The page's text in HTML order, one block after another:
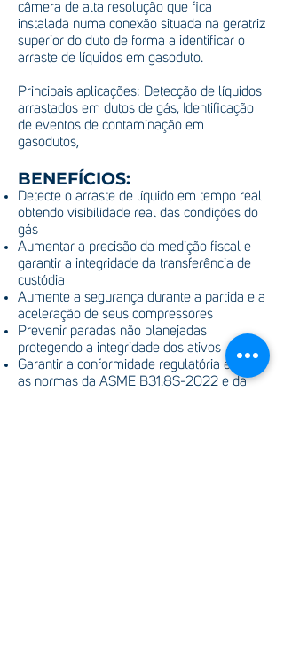
câmera de alta resolução que fica
instalada numa conexão situada na geratriz
superior do duto de forma a identificar o
arraste de líquidos em gasoduto.
Principais aplicações: Detecção de líquidos
arrastados em dutos de gás, Identificação
de eventos de contaminação em
gasodutos,
BENEFÍCIOS:
Detecte o arraste de líquido em tempo real
obtendo visibilidade real das condições do
gás
Aumentar a precisão da medição fiscal e
garantir a integridade da transferência de
custódia
Aumente a segurança durante a partida e a
aceleração de seus compressores
Prevenir paradas não planejadas
protegendo a integridade dos ativos
Garantir a conformidade regulatória e com
as normas da ASME B31.8S-2022 e da